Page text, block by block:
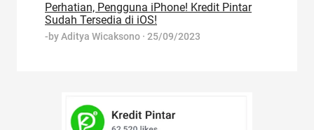
Perhatian, Pengguna iPhone! Kredit Pintar
Sudah Tersedia di iOS!
-byAditya Wicaksono · 25/09/2023